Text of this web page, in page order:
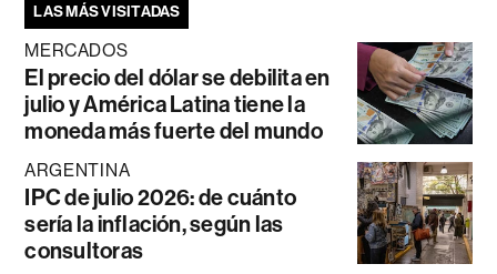
LAS MÁS VISITADAS
MERCADOS
El precio del dólar se debilita en
julio y América Latina tiene la
moneda más fuerte del mundo
ARGENTINA
IPC de julio 2026: de cuánto
sería la inflación, según las
consultoras